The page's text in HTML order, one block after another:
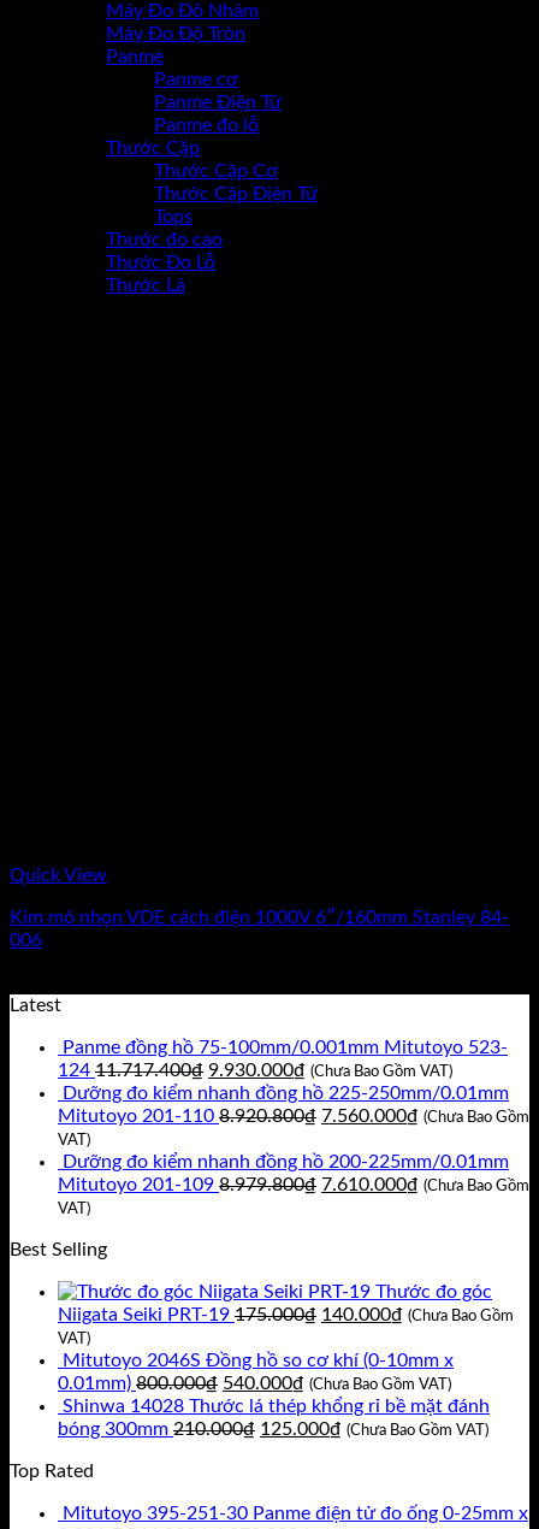
Máy Đo Đô Nhám
Máy Đo Độ Tròn
Panme
Panme cơ
Panme Điện Tử
Panme đo lỗ
Thước Cặp
Thước Cặp Cơ
Thước Cặp Điện Tử
Tops
Thước đo cao
Thước Đo Lỗ
Thước Lá
Quick View
Kìm mỏ nhọn VDE cách điện 1000V 6″/160mm Stanley 84-
006
Latest
Panme đồng hồ 75-100mm/0.001mm Mitutoyo 523-
124 11.717.400₫ Giá
gốc
là:
9.930.000₫ Giá
hiện
tại
9.930.000₫.
(Chưa Bao Gồm VAT)
Dưỡng đo kiểm nhanh đồng hồ 225-250mm/0.01mm
Mitutoyo 201-110 8.920.800₫ Giá
là:
8.920.800₫.
7.560.000₫ Giá
tại
là:
(Chưa Bao Gồm
VAT)
Dưỡng đo kiểm nhanh đồng hồ 200-225mm/0.01mm
Mitutoyo 201-109 8.979.800₫ Giá
7.610.000₫ Giá
(Chưa Bao Gồm
VAT)
Best Selling
Thước đo góc
Niigata Seiki PRT-19 175.000₫ Giá
là:
175.000₫.
140.000₫ Giá
tại
là:
140.000₫.
(Chưa Bao Gồm
VAT)
Mitutoyo 2046S Đồng hồ so cơ khí (0-10mm x
0.01mm) 800.000₫ Giá
gốc
là:
540.000₫ Giá
hiện
tại
(Chưa Bao Gồm VAT)
Shinwa 14028 Thước lá thép khổng rỉ bề mặt đánh
bóng 300mm 210.000₫ Giá
125.000₫ Giá
125.000₫.
(Chưa Bao Gồm VAT)
Top Rated
Mitutoyo 395-251-30 Panme điện tử đo ống 0-25mm x